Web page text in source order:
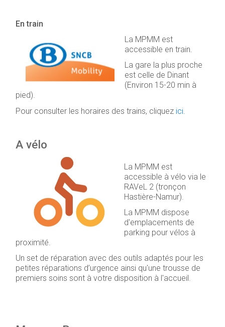
En train
La MPMM est
accessible en train.
La gare la plus proche
est celle de Dinant
(Environ 15-20 min à
pied).
Pour consulter les horaires des trains, cliquez ici.
A vélo
La MPMM est
accessible à vélo via le
RAVeL 2 (tronçon
Hastière-Namur).
La MPMM dispose
d'emplacements de
parking pour vélos à
proximité.
Un set de réparation avec des outils adaptés pour les
petites réparations d’urgence ainsi qu'une trousse de
premiers soins sont à votre disposition à l'accueil.